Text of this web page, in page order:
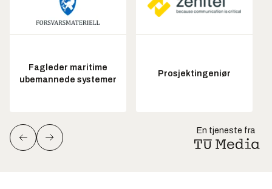
Fagleder maritime
ubemannede systemer
Prosjektingeniør
En tjeneste fra